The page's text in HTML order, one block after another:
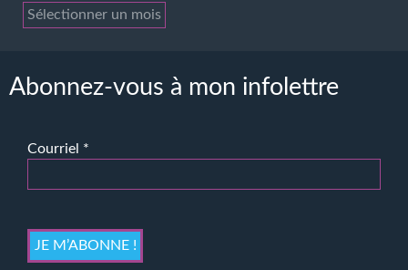
Archives
Abonnez-vous à mon infolettre
Courriel *